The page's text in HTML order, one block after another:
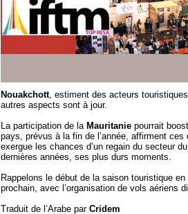
Nouakchott, estiment des acteurs
autres aspects sont à jour.
La participation de la Mauritanie pourrait
pays, prévus à la fin de l’année, affirment ces
exergue les chances d’un regain du secteur
dernières années, ses plus durs moments.
Rappelons le début de la saison touristique en
prochain, avec l’organisation de vols aériens
Traduit de l’Arabe par Cridem